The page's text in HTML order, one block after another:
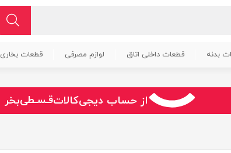
بدنه قطعات داخلی اتاق لوازم مصرفی قطعات بخاری
از حساب دیجی‌کالاتسـریــع
امـــــن
بخر